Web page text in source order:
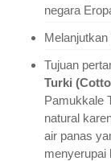
negara
Tujuan
Turki
Pamukkale
natural
air panas
menyerupai